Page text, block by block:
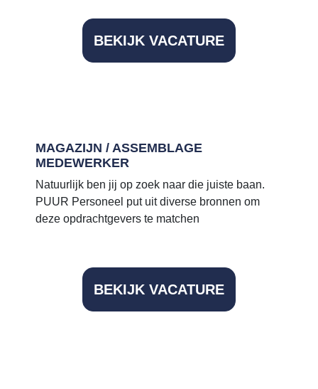
BEKIJK VACATURE
MAGAZIJN / ASSEMBLAGE
MEDEWERKER
Natuurlijk ben jij op zoek naar die juiste baan.
PUUR Personeel put uit diverse bronnen om
deze opdrachtgevers te matchen
BEKIJK VACATURE